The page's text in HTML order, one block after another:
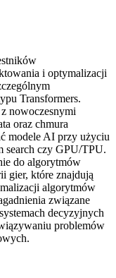
i optymalizacji
Transformers.
nowoczesnymi
oraz chmura
modele AI przy użyciu
search czy GPU/TPU.
do algorytmów
gier, które znajdują
algorytmów
związane
decyzyjnych
problemów